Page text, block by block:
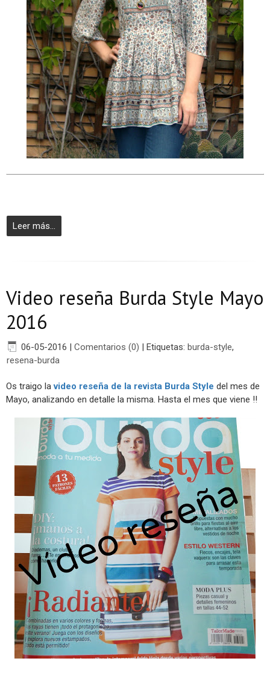
Leer más...
Video reseña Burda Style Mayo
2016
06-05-2016 | Comentarios (0) | Etiquetas: burda-style,
resena-burda
Os traigo la video reseña de la revista Burda Style del mes de
Mayo, analizando en detalle la misma. Hasta el mes que viene !!